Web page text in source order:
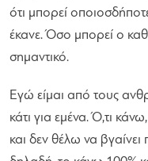
ότι μπορεί
έκανε. Όσο μπορεί ο
σημαντικό.
Εγώ είμαι από τους
κάτι για εμένα. Ό,τι
και δεν θέλω να